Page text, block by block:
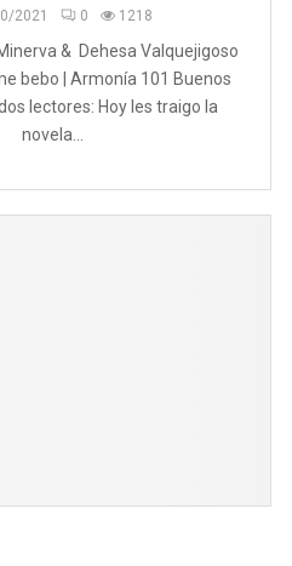
2021 0 1218
& Dehesa Valquejigoso
bebo | Armonía 101 Buenos
lectores: Hoy les traigo la
novela...